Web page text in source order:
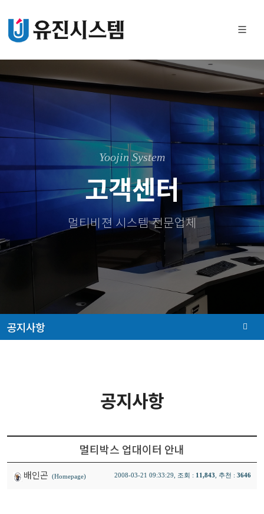
Yoojin System
고객센터
멀티비젼 시스템 전문업체
공지사항
공지사항
멀티박스 업대이터 안내
배인곤 (Homepage) 2008-03-21 09:33:29, 조회 : 11,843 , 추천 : 3646